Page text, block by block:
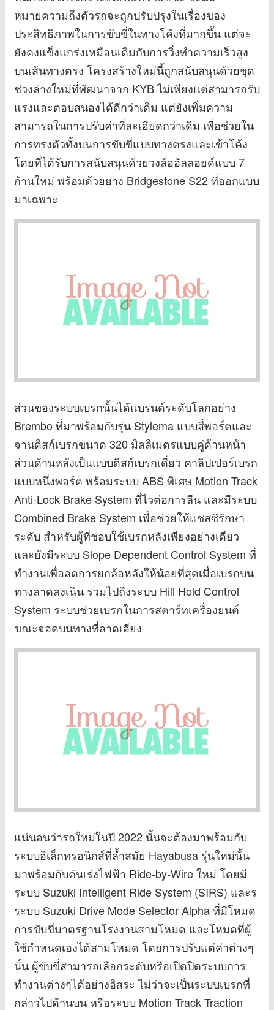
หมายความถึงตัวรถจะถูกปรับปรุงในเรื่องของ
ประสิทธิภาพในการขับขี่ในทางโค้งที่มากขึ้น แต่จะ
ยังคงแข็งแกร่งเหมือนเดิมกับการวิ่งทำความเร็วสูง
บนเส้นทางตรง โครงสร้างใหม่นี้ถูกสนับสนุนด้วยชุด
ช่วงล่างใหม่ที่พัฒนาจาก KYB ไม่เพียงแต่สามารถรับ
แรงและตอบสนองได้ดีกว่าเดิม แต่ยังเพิ่มความ
สามารถในการปรับค่าที่ละเอียดกว่าเดิม เพื่อช่วยใน
การทรงตัวทั้งบนการขับขี่แบบทางตรงและเข้าโค้ง
โดยที่ได้รับการสนับสนุนด้วยวงล้ออัลลอยด์แบบ 7
ก้านใหม่ พร้อมด้วยยาง Bridgestone S22 ที่ออกแบบ
มาเฉพาะ
ส่วนของระบบเบรกนั้นได้แบรนด์ระดับโลกอย่าง
Brembo ที่มาพร้อมกับรุ่น Stylema แบบสี่พอร์ตและ
จานดิสก์เบรกขนาด 320 มิลลิเมตรแบบคู่ด้านหน้า
ส่วนด้านหลังเป็นแบบดิสก์เบรกเดี่ยว คาลิปเปอร์เบรก
แบบหนึ่งพอร์ต พร้อมระบบ ABS พิเศษ Motion Track
Anti-Lock Brake System ที่ไวต่อการลีน และมีระบบ
Combined Brake System เพื่อช่วยให้แชสซีรักษา
ระดับ สำหรับผู้ที่ชอบใช้เบรกหลังเพียงอย่างเดียว
และยังมีระบบ Slope Dependent Control System ที่
ทำงานเพื่อลดการยกล้อหลังให้น้อยที่สุดเมื่อเบรกบน
ทางลาดลงเนิน รวมไปถึงระบบ Hill Hold Control
System ระบบช่วยเบรกในการสตาร์ทเครื่องยนต์
ขณะจอดบนทางที่ลาดเอียง
แน่นอนว่ารถใหม่ในปี 2022 นั้นจะต้องมาพร้อมกับ
ระบบอิเล็กทรอนิกส์ที่ล้ำสมัย Hayabusa รุ่นใหม่นั้น
มาพร้อมกับคันเร่งไฟฟ้า Ride-by-Wire ใหม่ โดยมี
ระบบ Suzuki Intelligent Ride System (SIRS) และร
ระบบ Suzuki Drive Mode Selector Alpha ที่มีโหมด
การขับขี่มาตรฐานโรงงานสามโหมด และโหมดที่ผู้
ใช้กำหนดเองได้สามโหมด โดยการปรับแต่ค่าต่างๆ
นั้น ผู้ขับขี่สามารถเลือกระดับหรือเปิดปิดระบบการ
ทำงานต่างๆได้อย่างอิสระ ไม่ว่าจะเป็นระบบเบรกที่
กล่าวไปด้านบน หรือระบบ Motion Track Traction